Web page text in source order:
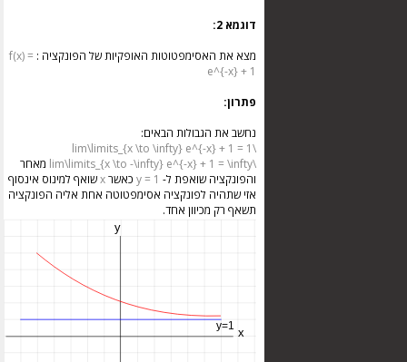
דוגמא 2:
מצא את האסימפטוטות האופקיות של הפונקציה : f(x) =
e^{-x} + 1
פתרון:
נחשב את הגבולות הבאים:
\lim\limits_{x \to \infty} e^{-x} + 1 = 1
\lim\limits_{x \to -\infty} e^{-x} + 1 = \infty
מאחר
והפונקציה שואפת ל- y = 1 כאשרxשואף למינוס אינסוף
אזי שתהיה לפונקציה אסימפטוטה אחת אליה הפונקציה
תשאף רק מכיוון אחד.